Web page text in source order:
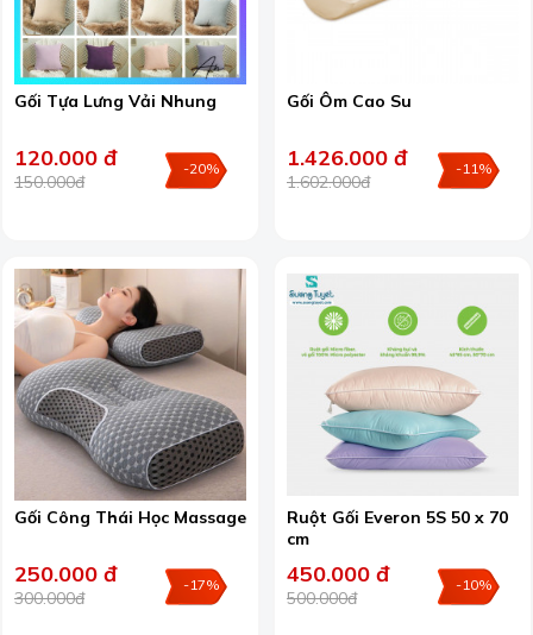
Gối Tựa Lưng Vải Nhung
120.000 đ
150.000đ
-20%
Gối Ôm Cao Su
1.426.000 đ
1.602.000đ
-11%
Gối Công Thái Học Massage
250.000 đ
300.000đ
-17%
Ruột Gối Everon 5S 50 x 70
cm
450.000 đ
500.000đ
-10%